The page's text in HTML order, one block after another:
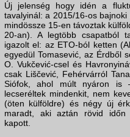
Új jelenség hogy idén a
tavalyinál: a 2015/16-os
mindössze 15-en távoztak
20-an). A legtöbb csapatból
igazolt el: az ETO-ból ketten
egyedül Tomasević, az Érdből
O. Vukčević-csel és
csak Liščević, Fehérvárról
Siófok, ahol múlt nyáron is
lecseréltek mindenkit, nem
(öten külföldre) és négy új
maradt, aki aztán rövid időn
kapott.